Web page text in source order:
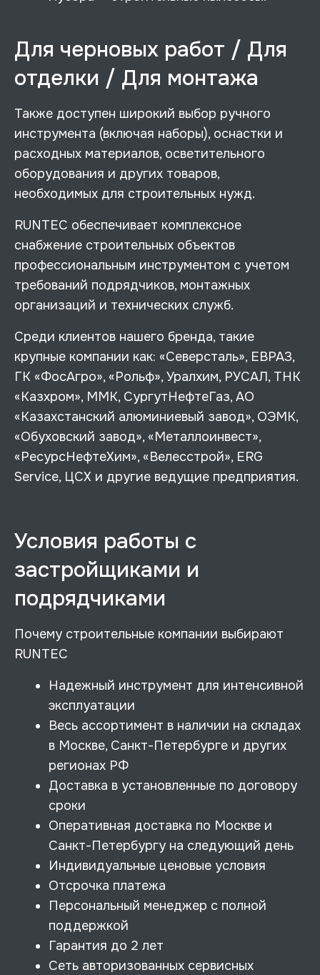
Для черновых работ / Для
отделки / Для монтажа
Также доступен широкий выбор ручного
инструмента (включая наборы), оснастки и
расходных материалов, осветительного
оборудования и других товаров,
необходимых для строительных нужд.
RUNTEC обеспечивает комплексное
снабжение строительных объектов
профессиональным инструментом с учетом
требований подрядчиков, монтажных
организаций и технических служб.
Среди клиентов нашего бренда, такие
крупные компании как: «Северсталь», ЕВРАЗ,
ГК «ФосАгро», «Рольф», Уралхим, РУСАЛ, ТНК
«Казхром», ММК, СургутНефтеГаз, АО
«Казахстанский алюминиевый завод», ОЭМК,
«Обуховский завод», «Металлоинвест»,
«РесурсНефтеХим», «Велесстрой», ERG
Service, ЦСХ и другие ведущие предприятия.
Условия работы с
застройщиками и
подрядчиками
Почему строительные компании выбирают
RUNTEC
Надежный инструмент для интенсивной
эксплуатации
Весь ассортимент в наличии на складах
в Москве, Санкт-Петербурге и других
регионах РФ
Доставка в установленные по договору
сроки
Оперативная доставка по Москве и
Санкт-Петербургу на следующий день
Индивидуальные ценовые условия
Отсрочка платежа
Персональный менеджер с полной
поддержкой
Гарантия до 2 лет
Сеть авторизованных сервисных